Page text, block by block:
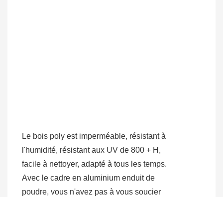
Le bois poly est imperméable, résistant à
l'humidité, résistant aux UV de 800 + H,
facile à nettoyer, adapté à tous les temps.
Avec le cadre en aluminium enduit de
poudre, vous n'avez pas à vous soucier